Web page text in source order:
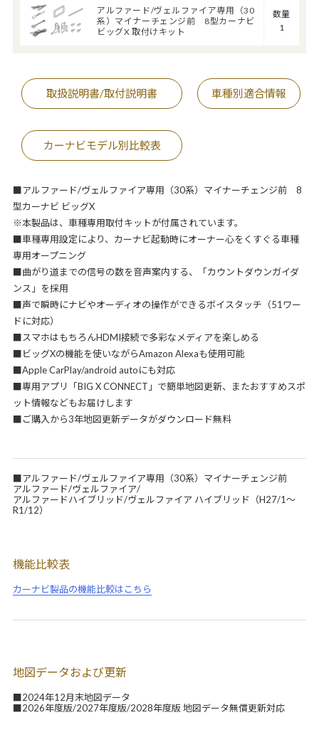
アルファード/ヴェルファイア専用（30
系）マイナーチェンジ前 8型カーナビ
ビッグX 取付けキット
数量
1
取扱説明書/取付説明書 車種別適合情報
カーナビモデル別比較表
■アルファード/ヴェルファイア専用（30系）マイナーチェンジ前 8
型カーナビ ビッグX
※本製品は、車種専用取付キットが付属されています。
■車種専用設定により、カーナビ起動時にオーナー心をくすぐる車種
専用オープニング
■曲がり道までの信号の数を音声案内する、「カウントダウンガイダ
ンス」を採用
■声で瞬時にナビやオーディオの操作ができるボイスタッチ（51ワー
ドに対応）
■スマホはもちろんHDMI接続で多彩なメディアを楽しめる
■ビッグXの機能を使いながらAmazon Alexaも使用可能
■Apple CarPlay/android autoにも対応
■専用アプリ「BIG X CONNECT」で簡単地図更新、またおすすめスポ
ット情報などもお届けします
■ご購入から3年地図更新データがダウンロード無料
■アルファード/ヴェルファイア専用（30系）マイナーチェンジ前
アルファード/ヴェルファイア/
アルファードハイブリッド/ヴェルファイア ハイブリッド（H27/1～
R1/12）
機能比較表
カーナビ製品の機能比較はこちら
地図データおよび更新
■2024年12月末地図データ
■2026年度版/2027年度版/2028年度版 地図データ無償更新対応